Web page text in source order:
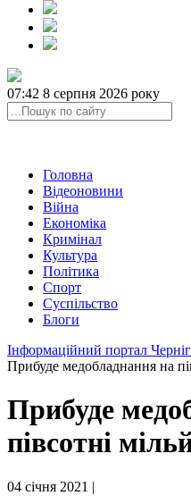
07:42 8 серпня 2026 року
Головна
Відеоновини
Війна
Економіка
Кримінал
Культура
Політика
Спорт
Суспільство
Блоги
Інформаційний портал
Прибуде медобладнання на
Прибуде
півсотні
04 січня 2021 |